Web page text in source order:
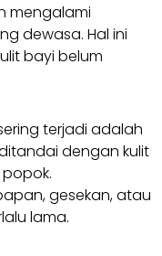
mengalami
dewasa. Hal ini
bayi belum
terjadi adalah
dengan kulit
gesekan, atau
lama.